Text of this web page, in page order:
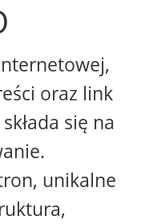
oraz link
się na
unikalne